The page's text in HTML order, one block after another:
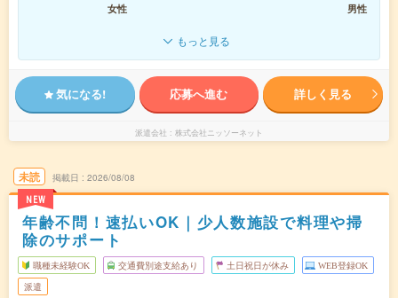
女性 男性
もっと見る
気になる! 応募へ進む 詳しく見る
派遣会社 株式会社ニッソーネット
未読
NEW
掲載日 2026/08/08
年齢不問！速払いOK｜少人数施設で料理や掃
除のサポート
職種未経験OK 交通費別途支給あり 土日祝日が休み WEB登録OK
派遣